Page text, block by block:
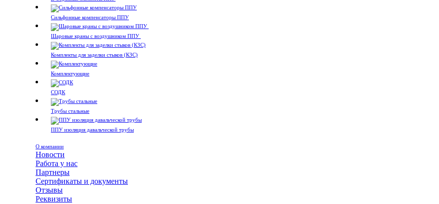
Сильфонные компенсаторы ППУ
Шаровые краны с воздушником ППУ
Комплекты для заделки стыков (КЗС)
Комплектующие
СОДК
Трубы стальные
ППУ изоляция давальческой трубы
О компании
Новости
Работа у нас
Партнеры
Сертификаты и документы
Отзывы
Реквизиты